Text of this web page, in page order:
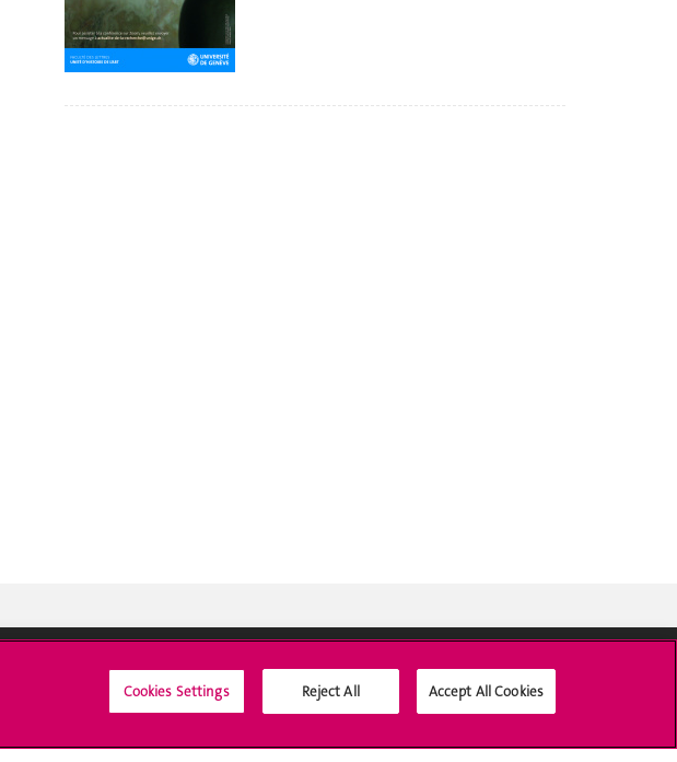
vous informe
Mobile
Médias sociaux UNIGE
Cookies Settings Reject All Accept All Cookies